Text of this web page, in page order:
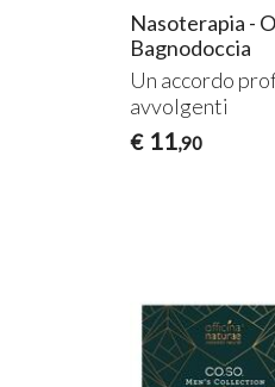
Nasoterapia -
Bagnodoccia
Un accordo
avvolgenti
€ 11,90